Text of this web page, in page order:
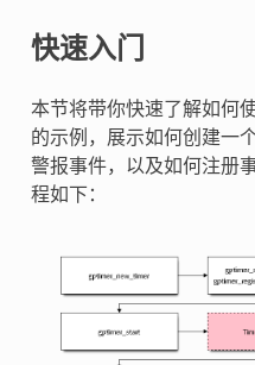
快速入门
本节将带你快速了解如何
的示例，展示如何创建一
警报事件，以及如何注册
程如下：